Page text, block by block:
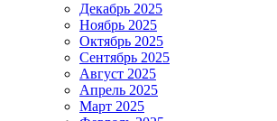
Декабрь 2025
Ноябрь 2025
Октябрь 2025
Сентябрь 2025
Август 2025
Апрель 2025
Март 2025